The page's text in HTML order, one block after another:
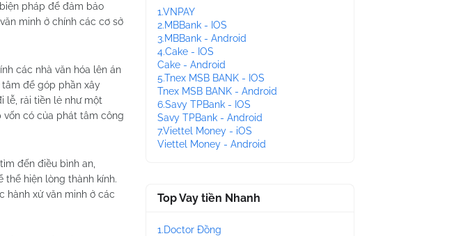
pháp để đảm bảo
minh ở chính các cơ sở
các nhà văn hóa lên án
để góp phần xây
lễ, rải tiền lẻ như một
vốn có của phát tâm công
đến điều bình an,
thể hiện lòng thành kính.
hành xử văn minh ở các
1.VNPAY
2.MBBank - IOS
3.MBBank - Android
4.Cake - IOS
Cake - Android
5.Tnex MSB BANK - IOS
Tnex MSB BANK - Android
6.Savy TPBank - IOS
Savy TPBank - Android
7.Viettel Money - iOS
Viettel Money - Android
Top Vay tiền Nhanh
1.Doctor Đồng